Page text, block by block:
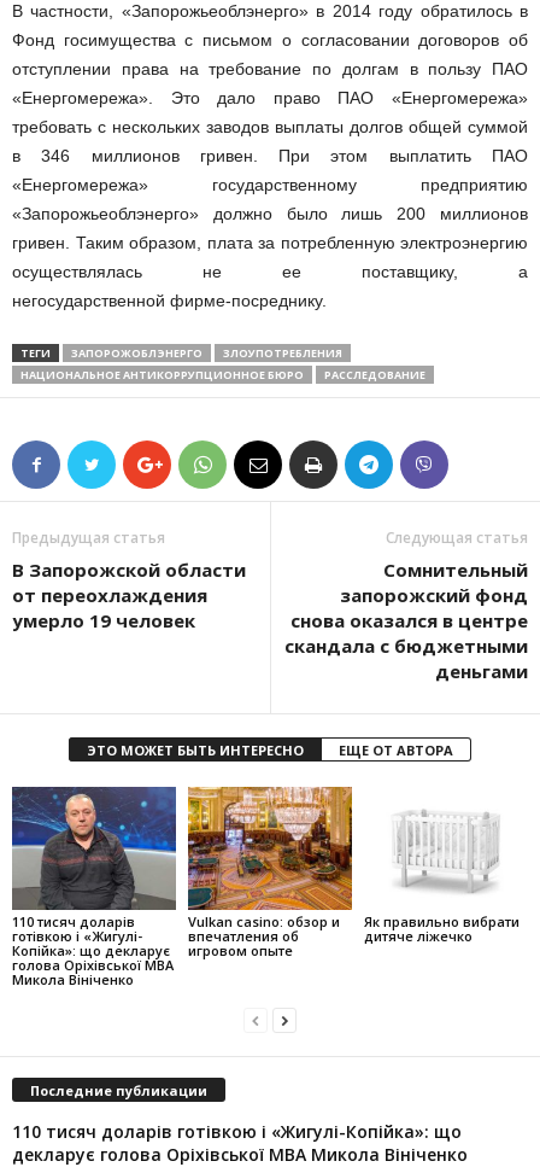
В частности, «Запорожьеоблэнерго» в 2014 году обратилось в
Фонд госимущества с письмом о согласовании договоров об
отступлении права на требование по долгам в пользу ПАО
«Енергомережа». Это дало право ПАО «Енергомережа»
требовать с нескольких заводов выплаты долгов общей суммой
в 346 миллионов гривен. При этом выплатить ПАО
«Енергомережа» государственному предприятию
«Запорожьеоблэнерго» должно было лишь 200 миллионов
гривен. Таким образом, плата за потребленную электроэнергию
осуществлялась не ее поставщику, а
негосударственной фирме-посреднику.
ТЕГИ ЗАПОРОЖОБЛЭНЕРГО
ЗЛОУПОТРЕБЛЕНИЯ
НАЦИОНАЛЬНОЕ АНТИКОРРУПЦИОННОЕ БЮРО
РАССЛЕДОВАНИЕ
Предыдущая статья
В Запорожской области
от переохлаждения
умерло 19 человек
Следующая статья
Сомнительный
запорожский фонд
снова оказался в центре
скандала с бюджетными
деньгами
ЭТО МОЖЕТ БЫТЬ ИНТЕРЕСНО ЕЩЕ ОТ АВТОРА
110 тисяч доларів
готівкою і «Жигулі-
Копійка»: що декларує
голова Оріхівської МВА
Микола Вініченко
Vulkan casino: обзор и
впечатления об
игровом опыте
Як правильно вибрати
дитяче ліжечко
Последние публикации
110 тисяч доларів готівкою і «Жигулі-Копійка»: що
декларує голова Оріхівської МВА Микола Вініченко